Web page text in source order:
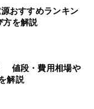
おすすめランキン
を解説
値段・費用相場や
解説